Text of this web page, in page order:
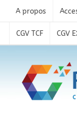
content
A propos
CGV TCF CGV